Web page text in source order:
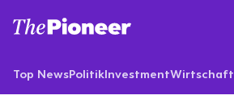
Top NewsPolitikInvestmentWirtschaft